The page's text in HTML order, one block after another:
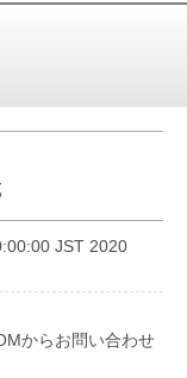
JST 2020
からお問い合わせ